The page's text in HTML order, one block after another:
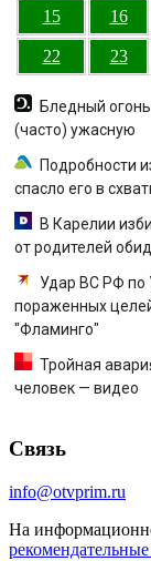
15 16
22 23
Бледный
(часто) ужасную
Подробности
спасло его в
В Карелии
от родителей
Удар ВС РФ по
пораженных
"Фламинго"
Тройная
человек — видео
Связь
info@otvprim.ru
На